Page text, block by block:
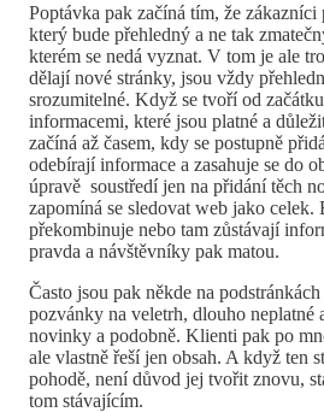
Poptávka pak začíná tím, že
který bude přehledný a ne tak
kterém se nedá vyznat. V tom je ale
dělají nové stránky, jsou vždy
srozumitelné. Když se tvoří od
informacemi, které jsou platné a
začíná až časem, kdy se postupně
odebírají informace a zasahuje se do
úpravě soustředí jen na přidání těch
zapomíná se sledovat web jako celek.
překombinuje nebo tam zůstávají
pravda a návštěvníky pak matou.
Často jsou pak někde na
pozvánky na veletrh, dlouho neplatné
novinky a podobně. Klienti pak po
ale vlastně řeší jen obsah. A když ten
pohodě, není důvod jej tvořit znovu,
tom stávajícím.